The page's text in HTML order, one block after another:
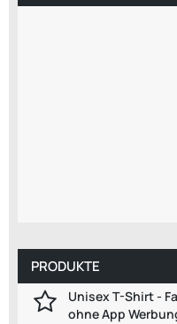
PRODUKTE
Unisex T-Shirt -
ohne App